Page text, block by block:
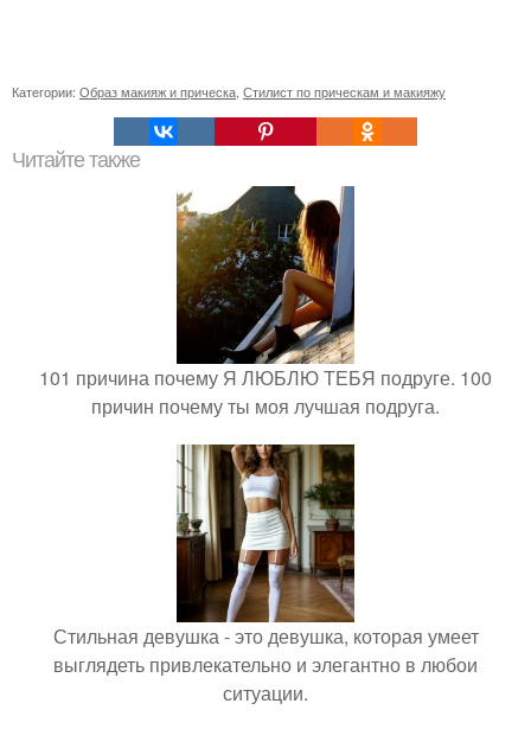
Категории: Образ макияж и прическа Стилист по прическам и макияжу
Читайте также
101 причина почему Я ЛЮБЛЮ ТЕБЯ подруге. 100
причин почему ты моя лучшая подруга.
Стильная девушка - это девушка, которая умеет
выглядеть привлекательно и элегантно в любои
ситуации.